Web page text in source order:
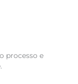
processo e